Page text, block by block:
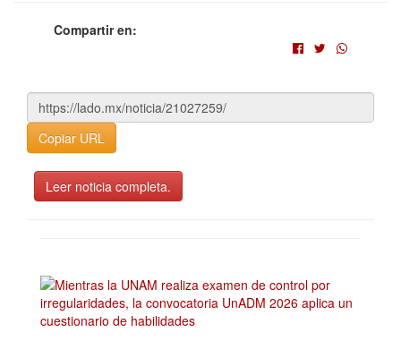
Compartir en:
Copiar URL
Leer noticia completa.